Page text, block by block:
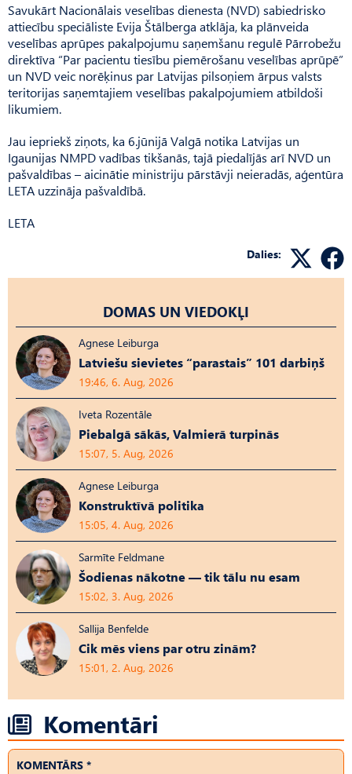
Savukārt Nacionālais veselības dienesta (NVD) sabiedrisko
attiecību speciāliste Evija Štālberga atklāja, ka plānveida
veselības aprūpes pakalpojumu saņemšanu regulē Pārrobežu
direktīva “Par pacientu tiesību piemērošanu veselības aprūpē”
un NVD veic norēķinus par Latvijas pilsoņiem ārpus valsts
teritorijas saņemtajiem veselības pakalpojumiem atbildoši
likumiem.
Jau iepriekš ziņots, ka 6.jūnijā Valgā notika Latvijas un
Igaunijas NMPD vadības tikšanās, tajā piedalījās arī NVD un
pašvaldības – aicinātie ministriju pārstāvji neieradās, aģentūra
LETA uzzināja pašvaldībā.
LETA
Dalies:
DOMAS UN VIEDOKĻI
Agnese Leiburga
Latviešu sievietes “parastais” 101 darbiņš
19:46, 6. Aug, 2026
Iveta Rozentāle
Piebalgā sākās, Valmierā turpinās
15:07, 5. Aug, 2026
Agnese Leiburga
Konstruktīvā politika
15:05, 4. Aug, 2026
Sarmīte Feldmane
Šodienas nākotne — tik tālu nu esam
15:02, 3. Aug, 2026
Sallija Benfelde
Cik mēs viens par otru zinām?
15:01, 2. Aug, 2026
Komentāri
KOMENTĀRS *